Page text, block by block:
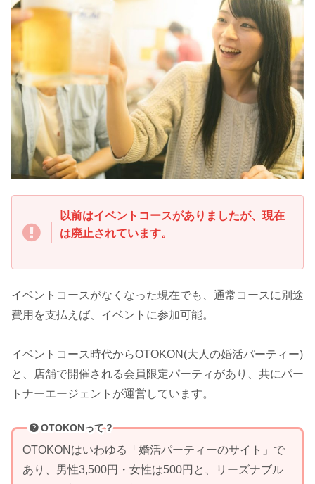
以前はイベントコースがありましたが、現在
は廃止されています。
イベントコースがなくなった現在でも、通常コースに別途
費用を支払えば、イベントに参加可能。
イベントコース時代からOTOKON(大人の婚活パーティー)
と、店舗で開催される会員限定パーティがあり、共にパー
トナーエージェントが運営しています。
OTOKONって？
OTOKONはいわゆる「婚活パーティーのサイト」で
あり、男性3,500円・女性は500円と、リーズナブル